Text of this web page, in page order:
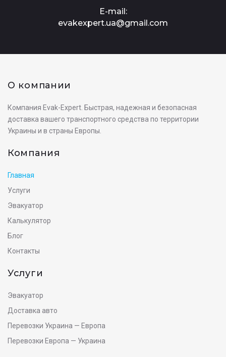
E-mail:
evakexpert.ua@gmail.com
О компании
Компания Evak-Expert. Быстрая, надежная и безопасная
доставка вашего транспортного средства по территории
Украины и в страны Европы.
Компания
Главная
Услуги
Эвакуатор
Калькулятор
Блог
Контакты
Услуги
Эвакуатор
Доставка авто
Перевозки Украина — Европа
Перевозки Европа — Украина